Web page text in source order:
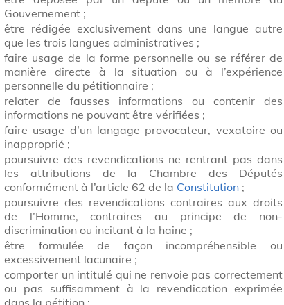
Gouvernement ;
être rédigée exclusivement dans une langue autre
que les trois langues administratives ;
faire usage de la forme personnelle ou se référer de
manière directe à la situation ou à l’expérience
personnelle du pétitionnaire ;
relater de fausses informations ou contenir des
informations ne pouvant être vérifiées ;
faire usage d’un langage provocateur, vexatoire ou
inapproprié ;
poursuivre des revendications ne rentrant pas dans
les attributions de la Chambre des Députés
conformément à l’article 62 de la Constitution ;
poursuivre des revendications contraires aux droits
de l’Homme, contraires au principe de non-
discrimination ou incitant à la haine ;
être formulée de façon incompréhensible ou
excessivement lacunaire ;
comporter un intitulé qui ne renvoie pas correctement
ou pas suffisamment à la revendication exprimée
dans la pétition ;